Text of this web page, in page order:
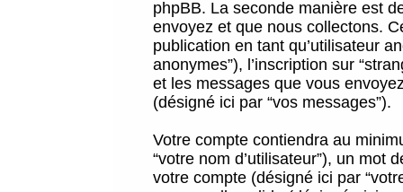
phpBB. La seconde manière est
envoyez et que nous collectons.
publication en tant qu’utilisateur
anonymes”), l’inscription sur
et les messages que vous
(désigné ici par “vos messages”).
Votre compte contiendra au
“votre nom d’utilisateur”), un mot
votre compte (désigné ici par